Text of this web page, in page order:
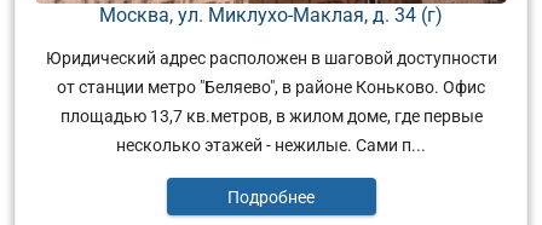
Москва, ул. Миклухо-Маклая, д. 34 (г)
Юридический адрес расположен в шаговой доступности
от станции метро "Беляево", в районе Коньково. Офис
площадью 13,7 кв.метров, в жилом доме, где первые
несколько этажей - нежилые. Сами п...
Подробнее